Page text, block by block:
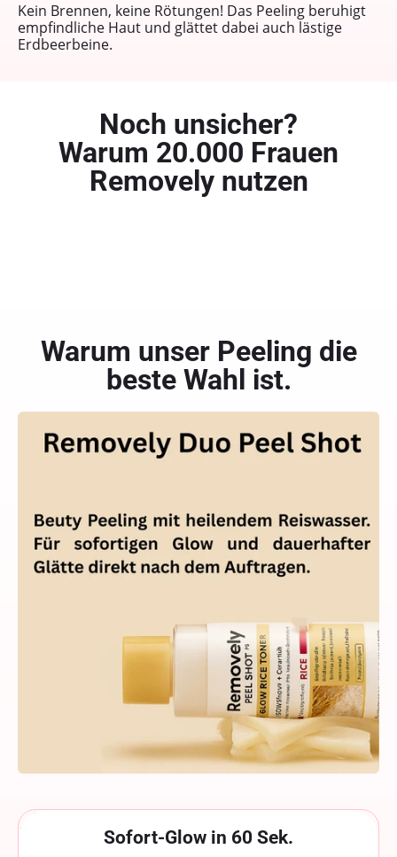
Kein Brennen, keine Rötungen! Das Peeling beruhigt
empfindliche Haut und glättet dabei auch lästige
Erdbeer­beine.
Noch unsicher?
Warum 20.000 Frauen
Removely nutzen
Warum unser Peeling die
beste Wahl ist.
Sofort-Glow in 60 Sek.